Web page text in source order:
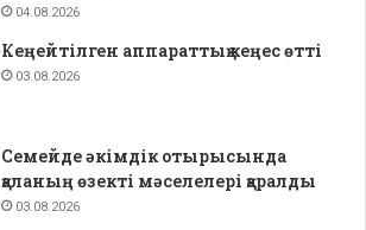
04.08.2026
Кеңейтілген аппараттық кеңес өтті
03.08.2026
Семейде әкімдік отырысында
қаланың өзекті мәселелері қаралды
03.08.2026